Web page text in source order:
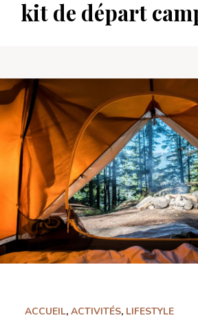
kit de départ
ACCUEIL, ACTIVITÉS, LIFESTYLE